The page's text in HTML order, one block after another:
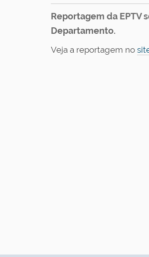
Reportagem da EPTV
Departamento.
Veja a reportagem no